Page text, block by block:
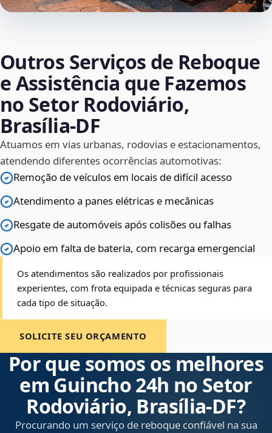
Outros Serviços de Reboque
e Assistência que Fazemos
no Setor Rodoviário,
Brasília‑DF
Atuamos em vias urbanas, rodovias e estacionamentos,
atendendo diferentes ocorrências automotivas:
Remoção de veículos em locais de difícil acesso
Atendimento a panes elétricas e mecânicas
Resgate de automóveis após colisões ou falhas
Apoio em falta de bateria, com recarga emergencial
Os atendimentos são realizados por profissionais
experientes, com frota equipada e técnicas seguras para
cada tipo de situação.
SOLICITE SEU ORÇAMENTO
Por que somos os melhores
em Guincho 24h no Setor
Rodoviário, Brasília‑DF?
Procurando um serviço de reboque confiável na sua